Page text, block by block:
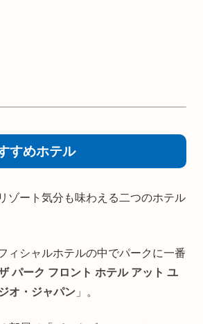
すめホテル
ゾート気分も味わえる二つのホテル
ィシャルホテルの中でパークに一番
パーク フロント ホテル アット ユ
オ・ジャパン 」。